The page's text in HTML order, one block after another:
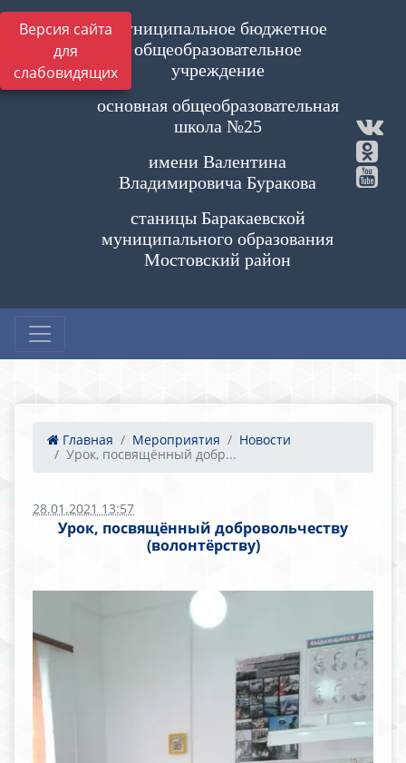
Версия сайта
для
слабовидящих
Муниципальное бюджетное
общеобразовательное
учреждение
основная общеобразовательная
школа №25
имени Валентина
Владимировича Буракова
станицы Баракаевской
муниципального образования
Мостовский район
Главная Мероприятия
Новости
Урок, посвящённый добр...
28.01.2021 13:57
Урок, посвящённый добровольчеству
(волонтёрству)